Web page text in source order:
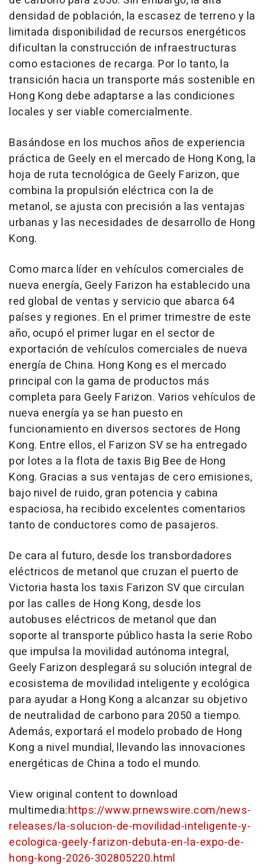
densidad de población, la escasez de terreno y la
limitada disponibilidad de recursos energéticos
dificultan la construcción de infraestructuras
como estaciones de recarga. Por lo tanto, la
transición hacia un transporte más sostenible en
Hong Kong debe adaptarse a las condiciones
locales y ser viable comercialmente.
Basándose en los muchos años de experiencia
práctica de Geely en el mercado de Hong Kong, la
hoja de ruta tecnológica de Geely Farizon, que
combina la propulsión eléctrica con la de
metanol, se ajusta con precisión a las ventajas
urbanas y las necesidades de desarrollo de Hong
Kong.
Como marca líder en vehículos comerciales de
nueva energía, Geely Farizon ha establecido una
red global de ventas y servicio que abarca 64
países y regiones. En el primer trimestre de este
año, ocupó el primer lugar en el sector de
exportación de vehículos comerciales de nueva
energía de China. Hong Kong es el mercado
principal con la gama de productos más
completa para Geely Farizon. Varios vehículos de
nueva energía ya se han puesto en
funcionamiento en diversos sectores de Hong
Kong. Entre ellos, el Farizon SV se ha entregado
por lotes a la flota de taxis Big Bee de Hong
Kong. Gracias a sus ventajas de cero emisiones,
bajo nivel de ruido, gran potencia y cabina
espaciosa, ha recibido excelentes comentarios
tanto de conductores como de pasajeros.
De cara al futuro, desde los transbordadores
eléctricos de metanol que cruzan el puerto de
Victoria hasta los taxis Farizon SV que circulan
por las calles de Hong Kong, desde los
autobuses eléctricos de metanol que dan
soporte al transporte público hasta la serie Robo
que impulsa la movilidad autónoma integral,
Geely Farizon desplegará su solución integral de
ecosistema de movilidad inteligente y ecológica
para ayudar a Hong Kong a alcanzar su objetivo
de neutralidad de carbono para 2050 a tiempo.
Además, exportará el modelo probado de Hong
Kong a nivel mundial, llevando las innovaciones
energéticas de China a todo el mundo.
View original content to download
multimedia:https://www.prnewswire.com/news-
releases/la-solucion-de-movilidad-inteligente-y-
ecologica-geely-farizon-debuta-en-la-expo-de-
hong-kong-2026-302805220.html